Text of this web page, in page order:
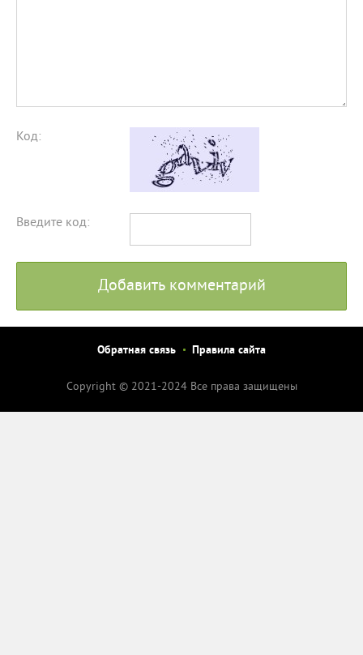
Код:
Введите код:
Добавить комментарий
Обратная связь Правила сайта
Copyright © 2021-2024 Все права защищены